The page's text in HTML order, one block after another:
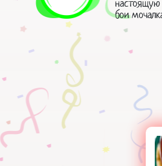
бои